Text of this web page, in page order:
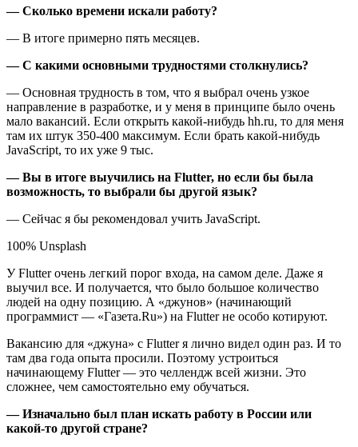
— Сколько времени искали работу?
— В итоге примерно пять месяцев.
— С какими основными трудностями столкнулись?
— Основная трудность в том, что я выбрал очень узкое
направление в разработке, и у меня в принципе было очень
мало вакансий. Если открыть какой-нибудь hh.ru, то для меня
там их штук 350-400 максимум. Если брать какой-нибудь
JavaScript, то их уже 9 тыс.
— Вы в итоге выучились на Flutter, но если бы была
возможность, то выбрали бы другой язык?
— Сейчас я бы рекомендовал учить JavaScript.
100% Unsplash
У Flutter очень легкий порог входа, на самом деле. Даже я
выучил все. И получается, что было большое количество
людей на одну позицию. А «джунов» (начинающий
программист — «Газета.Ru») на Flutter не особо котируют.
Вакансию для «джуна» с Flutter я лично видел один раз. И то
там два года опыта просили. Поэтому устроиться
начинающему Flutter — это челлендж всей жизни. Это
сложнее, чем самостоятельно ему обучаться.
— Изначально был план искать работу в России или
какой-то другой стране?